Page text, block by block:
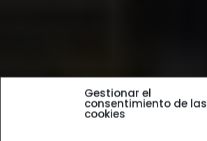
Gestionar el
consentimiento de las
cookies